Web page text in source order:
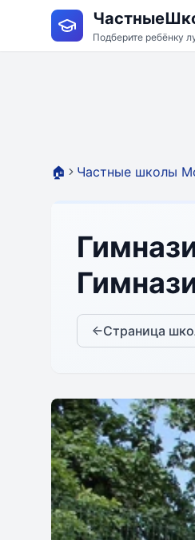
Подберите ребёнку
🏠 Частные школы
Страница